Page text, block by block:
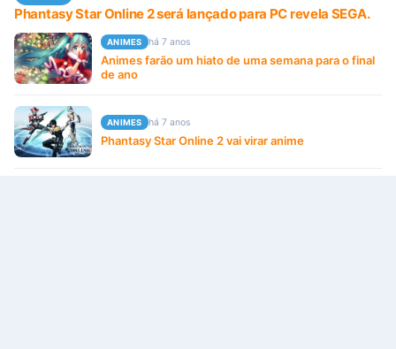
Phantasy Star Online 2 será lançado para PC revela SEGA.
ANIMES há 7 anos
Animes farão um hiato de uma semana para o final
de ano
ANIMES há 7 anos
Phantasy Star Online 2 vai virar anime